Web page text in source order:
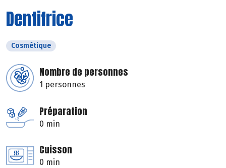
Dentifrice
Cosmétique
Nombre de personnes
1 personnes
Préparation
0 min
Cuisson
0 min